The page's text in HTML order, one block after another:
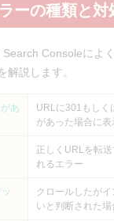
ーの種類と対
Consoleによ
解説します。
あ
URLに301もしく
があった場合に
正しくURLを転
れるエラー
クロールしたが
いと判断された